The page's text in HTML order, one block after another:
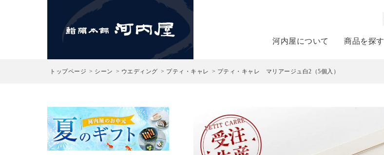
河内屋について 商品を探す
トップページ シーン ウエディング プティ・キャレ プティ・キャレ マリアージュ白2（5個入）